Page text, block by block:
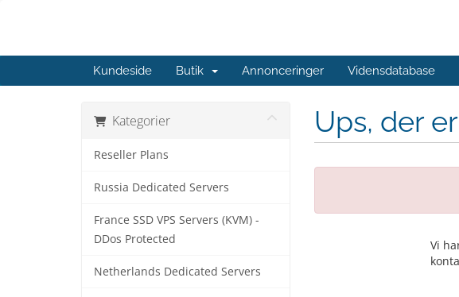
Kundeside Butik Annonceringer Vidensdatabase
Kategorier
Reseller Plans
Russia Dedicated Servers
France SSD VPS Servers (KVM) -
DDos Protected
Netherlands Dedicated Servers
Ups, der
Vi